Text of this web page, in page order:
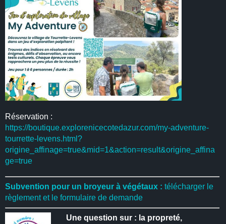
Réservation :
https://boutique.explorenicecotedazur.com/my-adventure-
tourrette-levens.html?
origine_affinage=true&mid=1&action=result&origine_affina
ge=true
Subvention pour un broyeur à végétaux : télécharger le
règlement et le formulaire de demande
Une question sur : la propreté,